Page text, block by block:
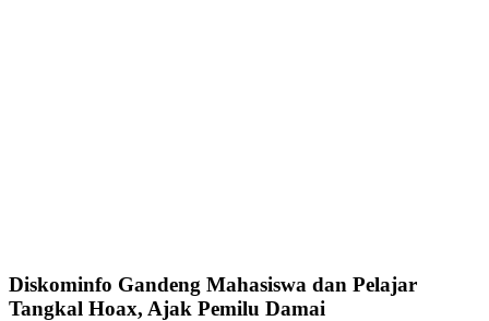
Diskominfo Gandeng Mahasiswa dan Pelajar
Tangkal Hoax, Ajak Pemilu Damai